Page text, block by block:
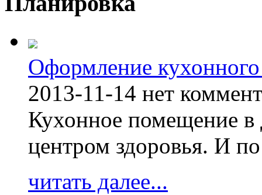
Оформление
2013-11-14 нет
Кухонное помещение в
центром здоровья. И
читать далее...